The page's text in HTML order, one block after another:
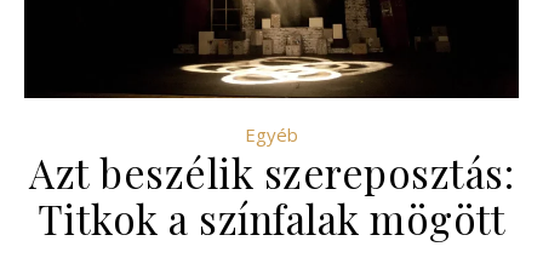
Egyéb
Azt beszélik szereposztás:
Titkok a színfalak mögött